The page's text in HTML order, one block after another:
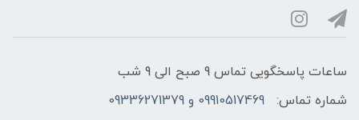
ساعات پاسخگویی تماس 9 صبح الی 9 شب
شماره تماس:
09910517469 و 09336271379